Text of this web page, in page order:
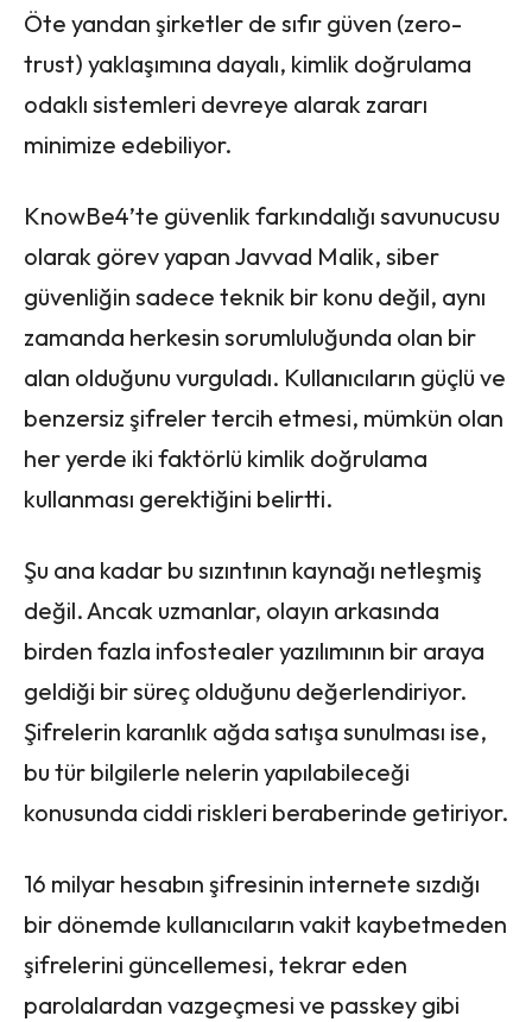
Öte yandan şirketler de sıfır güven (zero-
trust) yaklaşımına dayalı, kimlik doğrulama
odaklı sistemleri devreye alarak zararı
minimize edebiliyor.
KnowBe4’te güvenlik farkındalığı savunucusu
olarak görev yapan Javvad Malik, siber
güvenliğin sadece teknik bir konu değil, aynı
zamanda herkesin sorumluluğunda olan bir
alan olduğunu vurguladı. Kullanıcıların güçlü ve
benzersiz şifreler tercih etmesi, mümkün olan
her yerde iki faktörlü kimlik doğrulama
kullanması gerektiğini belirtti.
Şu ana kadar bu sızıntının kaynağı netleşmiş
değil. Ancak uzmanlar, olayın arkasında
birden fazla infostealer yazılımının bir araya
geldiği bir süreç olduğunu değerlendiriyor.
Şifrelerin karanlık ağda satışa sunulması ise,
bu tür bilgilerle nelerin yapılabileceği
konusunda ciddi riskleri beraberinde getiriyor.
16 milyar hesabın şifresinin internete sızdığı
bir dönemde kullanıcıların vakit kaybetmeden
şifrelerini güncellemesi, tekrar eden
parolalardan vazgeçmesi ve passkey gibi